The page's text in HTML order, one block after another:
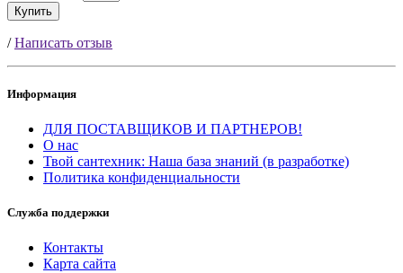
Купить
/Написать отзыв
Информация
ДЛЯ ПОСТАВЩИКОВ И ПАРТНЕРОВ!
О нас
Твой сантехник: Наша база знаний (в разработке)
Политика конфиденциальности
Служба поддержки
Контакты
Карта сайта